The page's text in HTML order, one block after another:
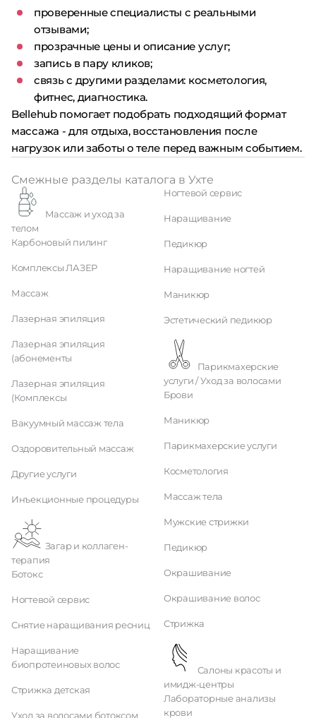
проверенные специалисты с реальными
отзывами;
прозрачные цены и описание услуг;
запись в пару кликов;
связь с другими разделами: косметология,
фитнес, диагностика.
Bellehub помогает подобрать подходящий формат
массажа - для отдыха, восстановления после
нагрузок или заботы о теле перед важным событием.
Смежные разделы каталога в Ухте
телом
Карбоновый пилинг
Комплексы ЛАЗЕР
Массаж
Лазерная эпиляция
Лазерная эпиляция
(абонементы
Лазерная эпиляция
(Комплексы
Вакуумный массаж тела
Оздоровительный массаж
Другие услуги
Инъекционные процедуры
терапия
Ботокс
Ногтевой сервис
Снятие наращивания ресниц
Наращивание
биопротеиновых волос
Стрижка детская
Уход за волосами ботоксом
Ногтевой сервис
Наращивание
Педикюр
Наращивание ногтей
Маникюр
Эстетический педикюр
услуги / Уход за волосами
Брови
Маникюр
Парикмахерские услуги
Косметология
Массаж тела
Мужские стрижки
Педикюр
Окрашивание
Окрашивание волос
Стрижка
имидж-центры
Лабораторные анализы
крови